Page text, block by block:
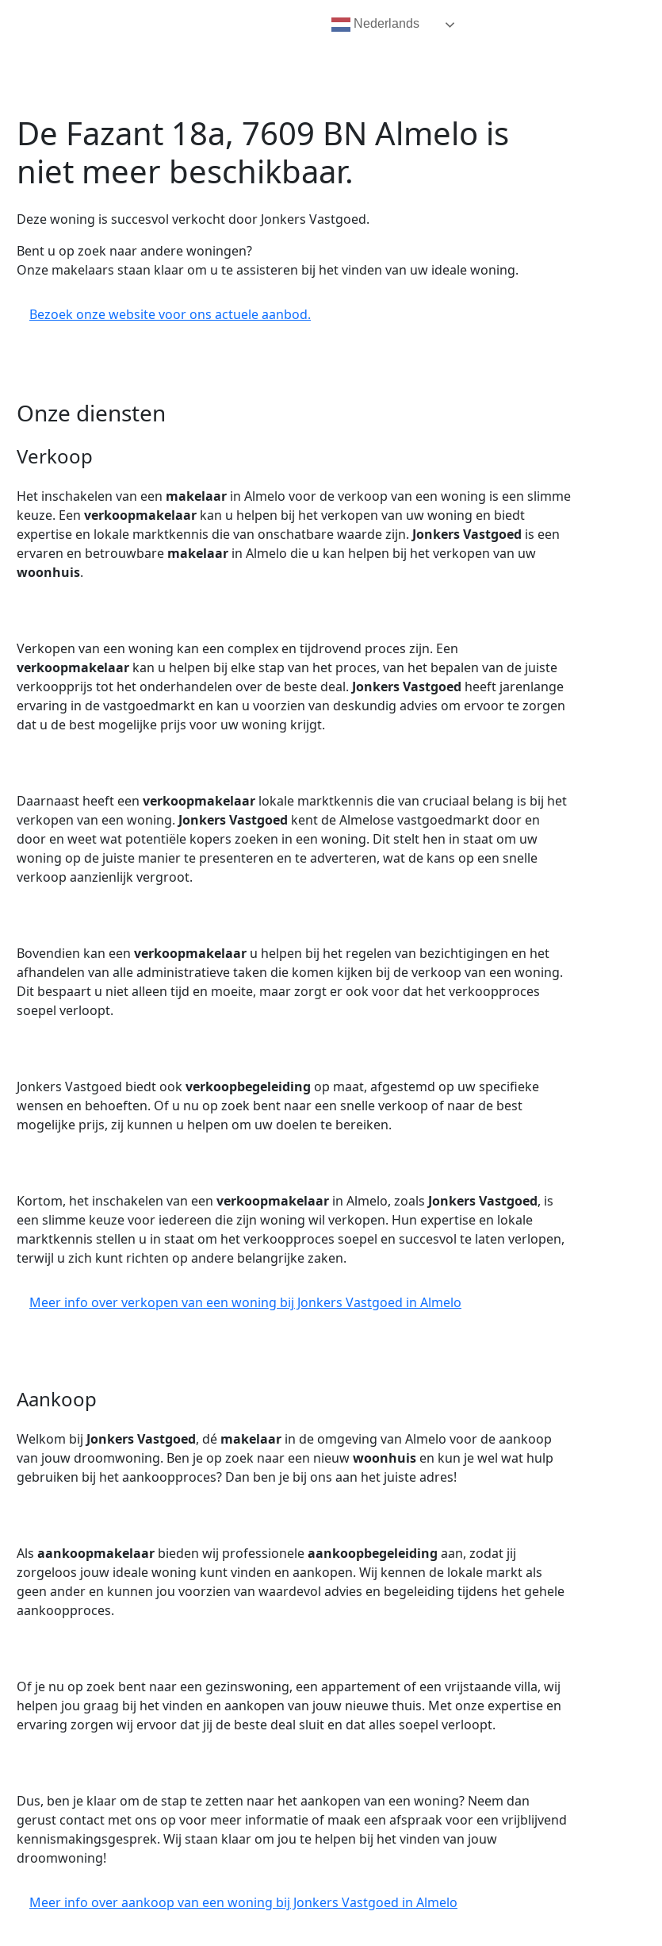
De Fazant 18a, 7609 BN Almelo is
niet meer beschikbaar.
Deze woning is succesvol verkocht door Jonkers Vastgoed.
Bent u op zoek naar andere woningen?
Onze makelaars staan klaar om u te assisteren bij het vinden van uw ideale woning.
Bezoek onze website voor ons actuele aanbod.
Onze diensten
Verkoop
Het inschakelen van een makelaar in Almelo voor de verkoop van een woning is een slimme
keuze. Een verkoopmakelaar kan u helpen bij het verkopen van uw woning en biedt
expertise en lokale marktkennis die van onschatbare waarde zijn. Jonkers Vastgoed is een
ervaren en betrouwbare makelaar in Almelo die u kan helpen bij het verkopen van uw
woonhuis.
Verkopen van een woning kan een complex en tijdrovend proces zijn. Een
verkoopmakelaar kan u helpen bij elke stap van het proces, van het bepalen van de juiste
verkoopprijs tot het onderhandelen over de beste deal. Jonkers Vastgoed heeft jarenlange
ervaring in de vastgoedmarkt en kan u voorzien van deskundig advies om ervoor te zorgen
dat u de best mogelijke prijs voor uw woning krijgt.
Daarnaast heeft een verkoopmakelaar lokale marktkennis die van cruciaal belang is bij het
verkopen van een woning. Jonkers Vastgoed kent de Almelose vastgoedmarkt door en
door en weet wat potentiële kopers zoeken in een woning. Dit stelt hen in staat om uw
woning op de juiste manier te presenteren en te adverteren, wat de kans op een snelle
verkoop aanzienlijk vergroot.
Bovendien kan een verkoopmakelaar u helpen bij het regelen van bezichtigingen en het
afhandelen van alle administratieve taken die komen kijken bij de verkoop van een woning.
Dit bespaart u niet alleen tijd en moeite, maar zorgt er ook voor dat het verkoopproces
soepel verloopt.
Jonkers Vastgoed biedt ookverkoopbegeleiding op maat, afgestemd op uw specifieke
wensen en behoeften. Of u nu op zoek bent naar een snelle verkoop of naar de best
mogelijke prijs, zij kunnen u helpen om uw doelen te bereiken.
Kortom, het inschakelen van een verkoopmakelaar in Almelo, zoals Jonkers Vastgoed, is
een slimme keuze voor iedereen die zijn woning wil verkopen. Hun expertise en lokale
marktkennis stellen u in staat om het verkoopproces soepel en succesvol te laten verlopen,
terwijl u zich kunt richten op andere belangrijke zaken.
Meer info over verkopen van een woning bij Jonkers Vastgoed in Almelo
Aankoop
Welkom bij Jonkers Vastgoed, dé makelaar in de omgeving van Almelo voor de aankoop
van jouw droomwoning. Ben je op zoek naar een nieuwwoonhuis en kun je wel wat hulp
gebruiken bij het aankoopproces? Dan ben je bij ons aan het juiste adres!
Als aankoopmakelaar bieden wij professioneleaankoopbegeleiding aan, zodat jij
zorgeloos jouw ideale woning kunt vinden en aankopen. Wij kennen de lokale markt als
geen ander en kunnen jou voorzien van waardevol advies en begeleiding tijdens het gehele
aankoopproces.
Of je nu op zoek bent naar een gezinswoning, een appartement of een vrijstaande villa, wij
helpen jou graag bij het vinden en aankopen van jouw nieuwe thuis. Met onze expertise en
ervaring zorgen wij ervoor dat jij de beste deal sluit en dat alles soepel verloopt.
Dus, ben je klaar om de stap te zetten naar het aankopen van een woning? Neem dan
gerust contact met ons op voor meer informatie of maak een afspraak voor een vrijblijvend
kennismakingsgesprek. Wij staan klaar om jou te helpen bij het vinden van jouw
droomwoning!
Meer info over aankoop van een woning bij Jonkers Vastgoed in Almelo
Nederlands